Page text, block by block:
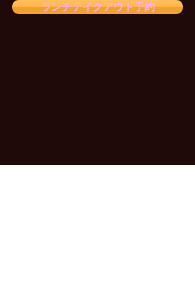
ランチテイクアウト予約